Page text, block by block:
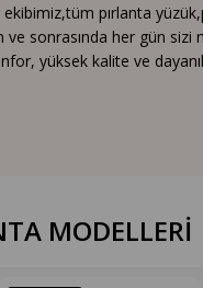
pırlanta
sonrasında her gün
yüksek kalite ve
MODELLERİ